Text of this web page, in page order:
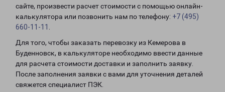
сайте, произвести расчет стоимости с помощью онлайн-
калькулятора или позвонить нам по телефону: +7 (495)
660-11-11
Для того, чтобы заказать перевозку из Кемерова в
Буденновск, в калькуляторе необходимо ввести данные
для расчета стоимости доставки и заполнить заявку.
После заполнения заявки с вами для уточнения деталей
свяжется специалист ПЭК.